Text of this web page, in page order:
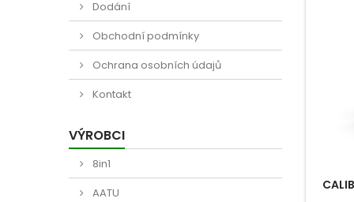
Dodání
Obchodní podmínky
Ochrana osobních údajů
Kontakt
VÝROBCI
8in1
AATU